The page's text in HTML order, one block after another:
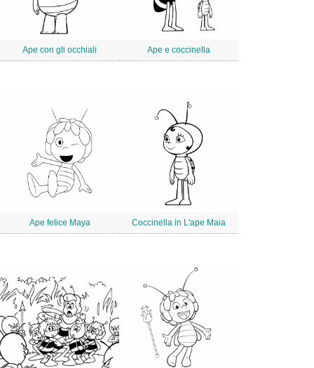
Ape con gli occhiali Ape e coccinella
Ape felice Maya Coccinella in L'ape Maia